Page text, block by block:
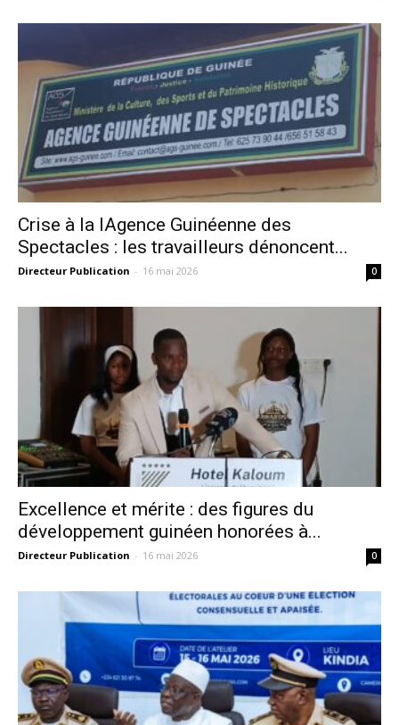
Crise à la lAgence Guinéenne des
Spectacles : les travailleurs dénoncent...
Directeur Publication - 16 mai 2026 0
Excellence et mérite : des figures du
développement guinéen honorées à...
Directeur Publication - 16 mai 2026 0